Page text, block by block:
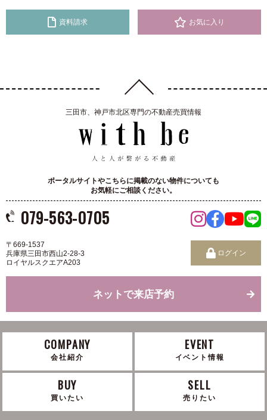
資料請求 お気に入り
三田市、神戸市北区専門の不動産売買情報
ポータルサイトやこちらに掲載のない物件についても
お気軽にご相談ください。
079-563-0705
〒669-1537
兵庫県三田市西山2-28-3
ロイヤルスクエアA203
ログイン
ネットで来店予約
COMPANY
会社紹介
EVENT
イベント情報
BUY
買いたい
SELL
売りたい